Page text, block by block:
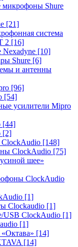
Shure
[21]
система
2 [16]
[10]
Shure [6]
и антенны
[96]
[54]
усилители Mipro
[44]
[2]
[148]
ClockAudio [75]
шее»
ClockAudio
[1]
Clockaudio [1]
ClockAudio [1]
[1]
[14]
[14]